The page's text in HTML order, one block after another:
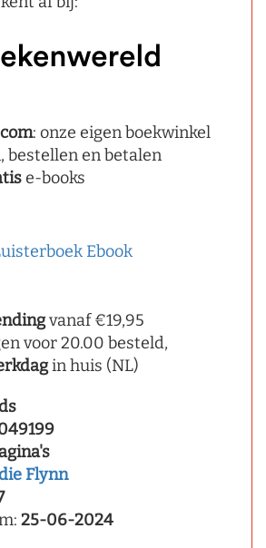
: onze eigen boekwinkel
bestellen en betalen
e-books
Ebook
vanaf €19,95
voor 20.00 besteld,
in huis (NL)
Flynn
25-06-2024